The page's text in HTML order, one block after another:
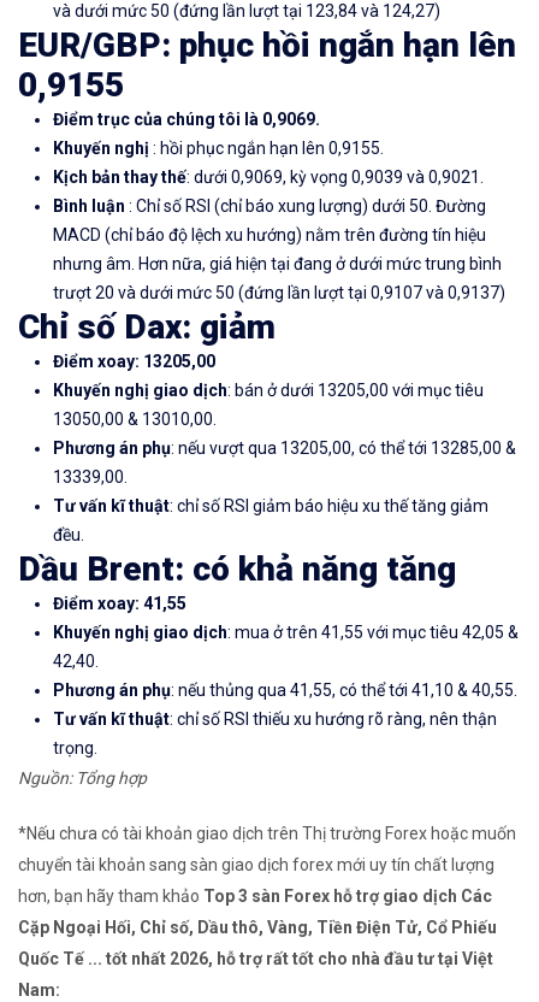
và dưới mức 50 (đứng lần lượt tại 123,84 và 124,27)
EUR/GBP: phục hồi ngắn hạn lên
0,9155
Điểm trục của chúng tôi là 0,9069.
Khuyến nghị : hồi phục ngắn hạn lên 0,9155.
Kịch bản thay thế: dưới 0,9069, kỳ vọng 0,9039 và 0,9021.
Bình luận : Chỉ số RSI (chỉ báo xung lượng) dưới 50. Đường
MACD (chỉ báo độ lệch xu hướng) nằm trên đường tín hiệu
nhưng âm. Hơn nữa, giá hiện tại đang ở dưới mức trung bình
trượt 20 và dưới mức 50 (đứng lần lượt tại 0,9107 và 0,9137)
Chỉ số Dax: giảm
Điểm xoay: 13205,00
Khuyến nghị giao dịch: bán ở dưới 13205,00 với mục tiêu
13050,00 & 13010,00.
Phương án phụ: nếu vượt qua 13205,00, có thể tới 13285,00 &
13339,00.
Tư vấn kĩ thuật: chỉ số RSI giảm báo hiệu xu thế tăng giảm
đều.
Dầu Brent: có khả năng tăng
Điểm xoay: 41,55
Khuyến nghị giao dịch: mua ở trên 41,55 với mục tiêu 42,05 &
42,40.
Phương án phụ: nếu thủng qua 41,55, có thể tới 41,10 & 40,55.
Tư vấn kĩ thuật: chỉ số RSI thiếu xu hướng rõ ràng, nên thận
trọng.
Nguồn: Tổng hợp
*Nếu chưa có tài khoản giao dịch trên Thị trường Forex hoặc muốn
chuyển tài khoản sang sàn giao dịch forex mới uy tín chất lượng
hơn, bạn hãy tham khảo Top 3 sàn Forex hỗ trợ giao dịch Các
Cặp Ngoại Hối, Chỉ số, Dầu thô, Vàng, Tiền Điện Tử, Cổ Phiếu
Quốc Tế ... tốt nhất 2026, hỗ trợ rất tốt cho nhà đầu tư tại Việt
Nam: